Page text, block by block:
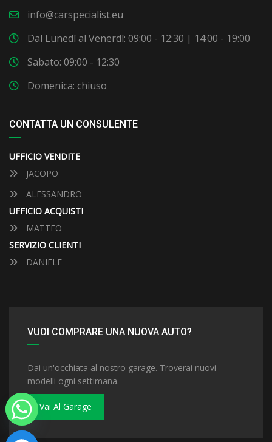
info@carspecialist.eu
Dal Lunedì al Venerdì: 09:00 - 12:30 | 14:00 - 19:00
Sabato: 09:00 - 12:30
Domenica: chiuso
CONTATTA UN CONSULENTE
UFFICIO VENDITE
JACOPO
ALESSANDRO
UFFICIO ACQUISTI
MATTEO
SERVIZIO CLIENTI
DANIELE
VUOI COMPRARE UNA NUOVA AUTO?
Dai un'occhiata al nostro garage. Troverai nuovi
modelli ogni settimana.
Vai Al Garage